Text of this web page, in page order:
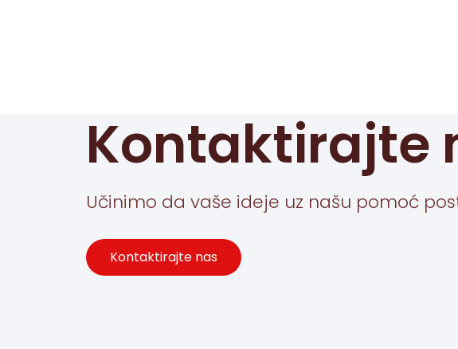
Kontaktirajte
Učinimo da vaše ideje uz našu pomoć
Kontaktirajte nas